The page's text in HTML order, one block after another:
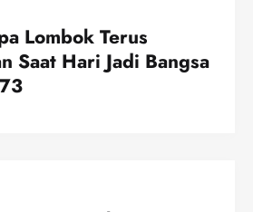
Lombok Terus
Saat Hari Jadi Bangsa